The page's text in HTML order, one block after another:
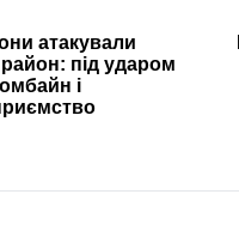
атакували
під ударом
і